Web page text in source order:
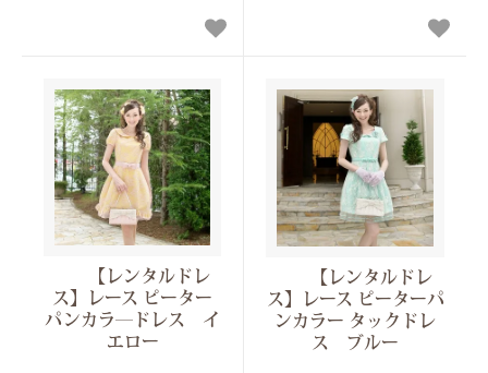
【レンタルドレ
ス】レース ピーター
パンカラ―ドレス イ
エロー
【レンタルドレ
ス】レース ピーターパ
ンカラー タックドレ
ス ブルー